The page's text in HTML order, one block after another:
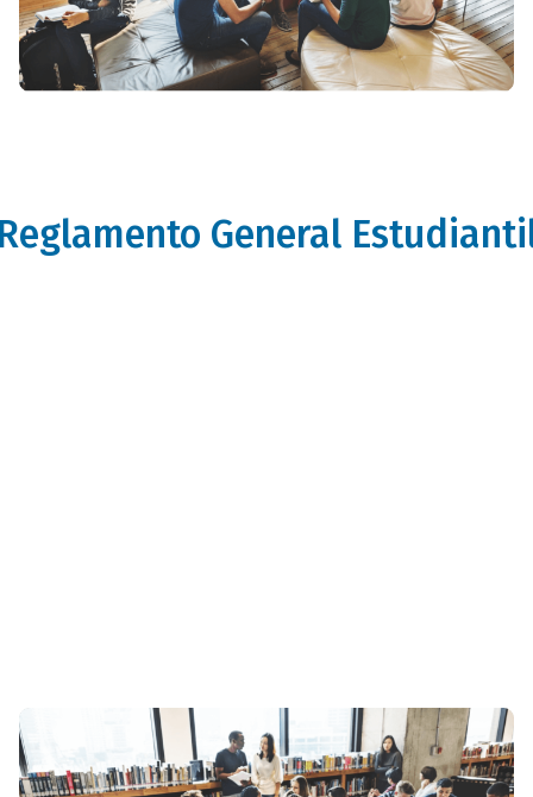
General
bloque
texto-
imagen_imagen